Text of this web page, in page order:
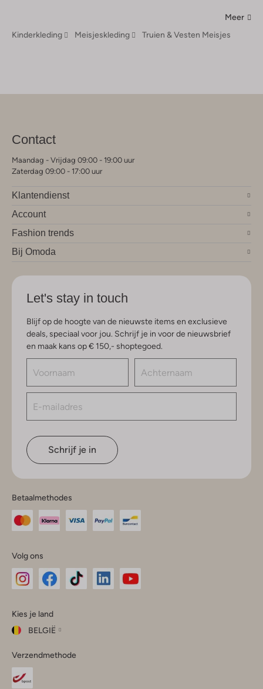
Meer
Kinderkleding
Meisjeskleding Truien & Vesten Meisjes
Contact
Maandag - Vrijdag 09:00 - 19:00 uur
Zaterdag 09:00 - 17:00 uur
Klantendienst
Account
Fashion trends
Bij Omoda
Let's stay in touch
Blijf op de hoogte van de nieuwste items en exclusieve
deals, speciaal voor jou. Schrijf je in voor de nieuwsbrief
en maak kans op € 150,- shoptegoed.
Schrijf je in
Betaalmethodes
Volg ons
InstagramFacebook
Kies je land
BELGIË
je
land
Verzendmethode